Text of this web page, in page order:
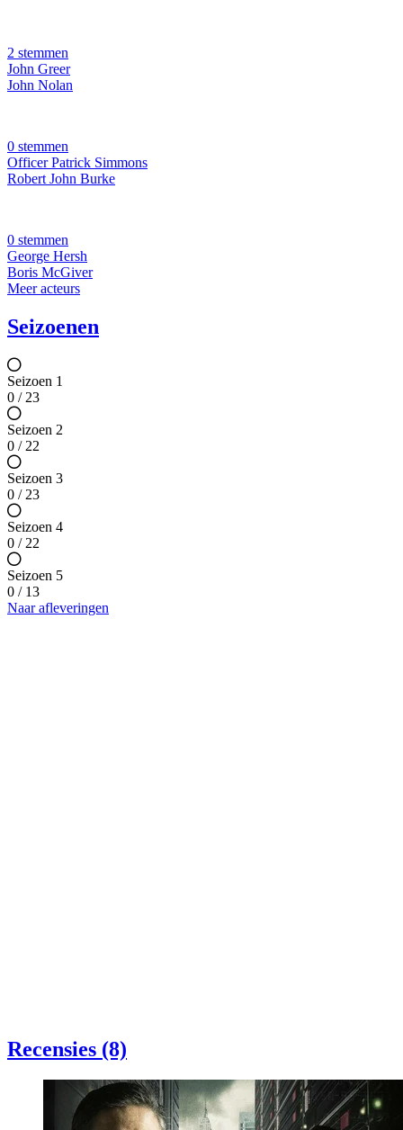
2 stemmen
John Greer
John Nolan
0 stemmen
Officer Patrick Simmons
Robert John Burke
0 stemmen
George Hersh
Boris McGiver
Meer acteurs
Seizoenen
Seizoen 1
0 / 23
Seizoen 2
0 / 22
Seizoen 3
0 / 23
Seizoen 4
0 / 22
Seizoen 5
0 / 13
Naar afleveringen
Recensies (8)